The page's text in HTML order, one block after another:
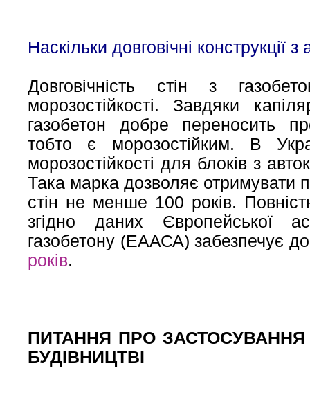
Наскільки довговічні конструкції
Довговічність стін з
морозостійкості. Завдяки
газобетон добре переносить
тобто є морозостійким. В
морозостійкості для блоків з
Така марка дозволяє отримувати
стін не менше 100 років.
згідно даних Європейської
газобетону (ЕААСА) забезпечує
років.
ПИТАННЯ ПРО
БУДІВНИЦТВІ